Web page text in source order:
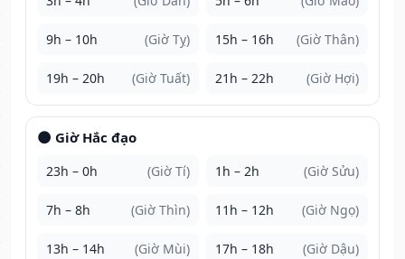
9h – 10h (Giờ Tỵ) 15h – 16h (Giờ Thân)
19h – 20h (Giờ Tuất) 21h – 22h (Giờ Hợi)
🌑 Giờ Hắc đạo
23h – 0h (Giờ Tí) 1h – 2h (Giờ Sửu)
7h – 8h (Giờ Thìn) 11h – 12h (Giờ Ngọ)
13h – 14h (Giờ Mùi) 17h – 18h (Giờ Dậu)